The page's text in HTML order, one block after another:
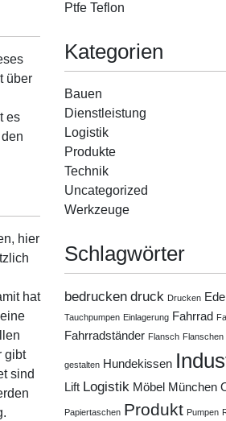
über
es
hier
hat
gibt
sind
Ptfe Teflon
Kategorien
Bauen
Dienstleistung
Logistik
Produkte
Technik
Uncategorized
Werkzeuge
Schlagwörter
bedrucken druck Drucken
Tauchpumpen Einlagerung Fahrrad
Fahrradständer Flansch Flanschen
gestalten Hundekissen
Lift Logistik Möbel München
Papiertaschen Produkt Pumpen